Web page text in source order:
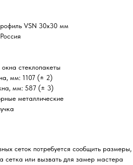
VSN 30х30 мм
стеклопакеты
мм: 1107 (± 2)
мм: 587 (± 3)
металлические
сеток потребуется сообщить размеры,
сетка или вызвать для замер мастера